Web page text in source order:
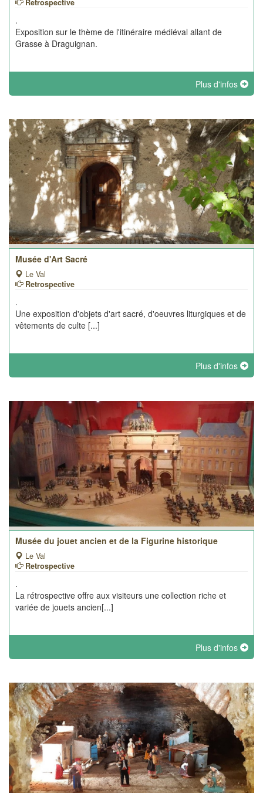
Retrospective
.
Exposition sur le thème de l'itinéraire médiéval allant de
Grasse à Draguignan.
Plus d'infos
Musée d'Art Sacré
Le Val
Retrospective
.
Une exposition d'objets d'art sacré, d'oeuvres liturgiques et de
vêtements de culte [...]
Plus d'infos
Musée du jouet ancien et de la Figurine historique
Le Val
Retrospective
.
La rétrospective offre aux visiteurs une collection riche et
variée de jouets ancien[...]
Plus d'infos